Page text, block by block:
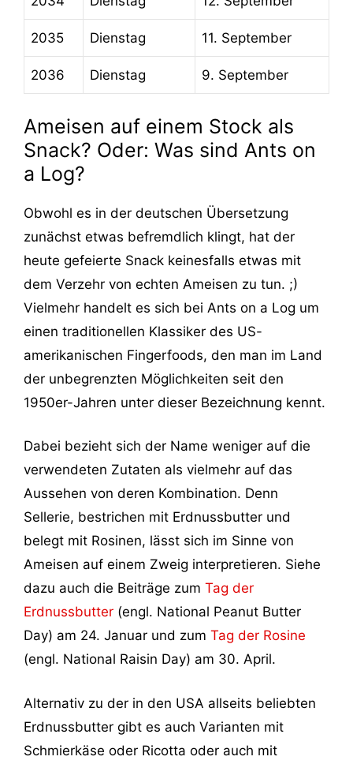
2035 Dienstag 11. September
2036 Dienstag 9. September
Ameisen auf einem Stock als
Snack? Oder: Was sind Ants on
a Log?
Obwohl es in der deutschen Übersetzung
zunächst etwas befremdlich klingt, hat der
heute gefeierte Snack keinesfalls etwas mit
dem Verzehr von echten Ameisen zu tun. ;)
Vielmehr handelt es sich bei Ants on a Log um
einen traditionellen Klassiker des US-
amerikanischen Fingerfoods, den man im Land
der unbegrenzten Möglichkeiten seit den
1950er-Jahren unter dieser Bezeichnung kennt.
Dabei bezieht sich der Name weniger auf die
verwendeten Zutaten als vielmehr auf das
Aussehen von deren Kombination. Denn
Sellerie, bestrichen mit Erdnussbutter und
belegt mit Rosinen, lässt sich im Sinne von
Ameisen auf einem Zweig interpretieren. Siehe
dazu auch die Beiträge zum Tag der
Erdnussbutter (engl. National Peanut Butter
Day) am 24. Januar und zum Tag der Rosine
(engl. National Raisin Day) am 30. April.
Alternativ zu der in den USA allseits beliebten
Erdnussbutter gibt es auch Varianten mit
Schmierkäse oder Ricotta oder auch mit